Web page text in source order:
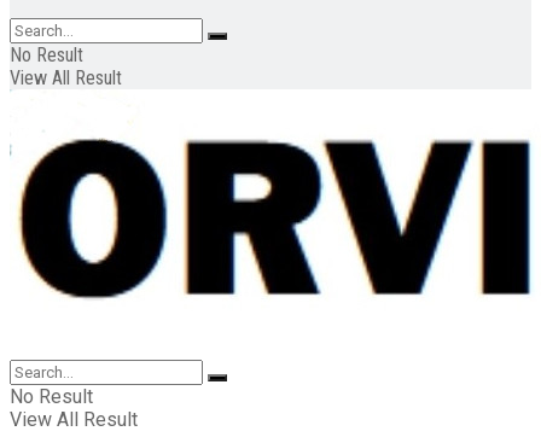
No Result
View All Result
No Result
View All Result